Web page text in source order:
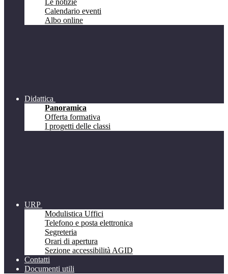
Le notizie
Calendario eventi
Albo online
Didattica
Panoramica
Offerta formativa
I progetti delle classi
URP
Modulistica Uffici
Telefono e posta elettronica
Segreteria
Orari di apertura
Sezione accessibilità AGID
Contatti
Documenti utili